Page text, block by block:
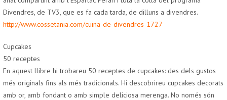
Divendres, de TV3, que es fa cada tarda, de dilluns a divendres.
http://www.cossetania.com/cuina-de-divendres-1727
Cupcakes
50 receptes
En aquest llibre hi trobareu 50 receptes de cupcakes: des dels gustos
més originals fins als més tradicionals. Hi descobrireu cupcakes decorats
amb or, amb fondant o amb simple deliciosa merenga. No només són